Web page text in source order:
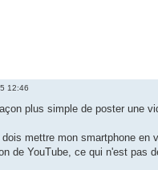
12:46
plus simple de poster une
mettre mon smartphone en
de YouTube, ce qui n'est pas